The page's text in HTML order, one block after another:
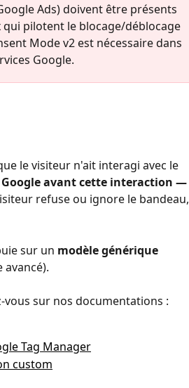
Ads) doivent être présents
pilotent le blocage/déblocage
Mode v2 est nécessaire dans
Google.
le visiteur n'ait interagi avec le
avant cette interaction —
refuse ou ignore le bandeau,
sur un modèle générique
sur nos documentations :
Tag Manager
custom